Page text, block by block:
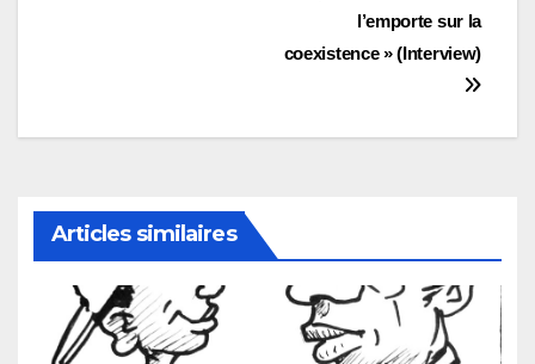
l’emporte sur la
coexistence » (Interview)
Articles similaires